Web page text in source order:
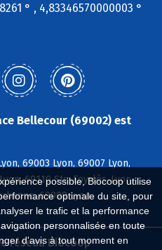
possible, Biocoop utilise
optimale du site, pour
le trafic et la performance
personnalisée en toute
d'avis à tout moment en
° , 4,83346570000003 °
Bellecour (69002) est
69003 Lyon, 69007 Lyon,
69110 Ste-Foy-lès-Lyon,
69008 Lyon
réseau Biocoop